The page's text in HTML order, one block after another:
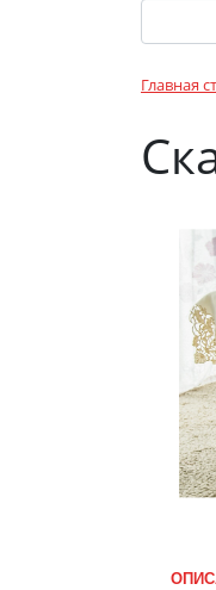
Главная